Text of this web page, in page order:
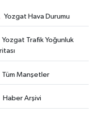
Yozgat Hava Durumu
Yozgat Trafik Yoğunluk
Tüm Manşetler
Haber Arşivi